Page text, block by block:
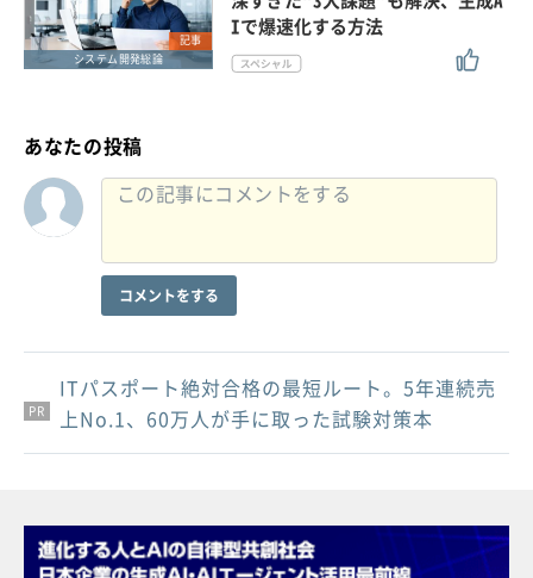
記事
システム開発総論
Iで爆速化する方法
あなたの投稿
コメントをする
PR
PR
PR
ITパスポート絶対合格の最短ルート。5年連続売
上No.1、60万人が手に取った試験対策本